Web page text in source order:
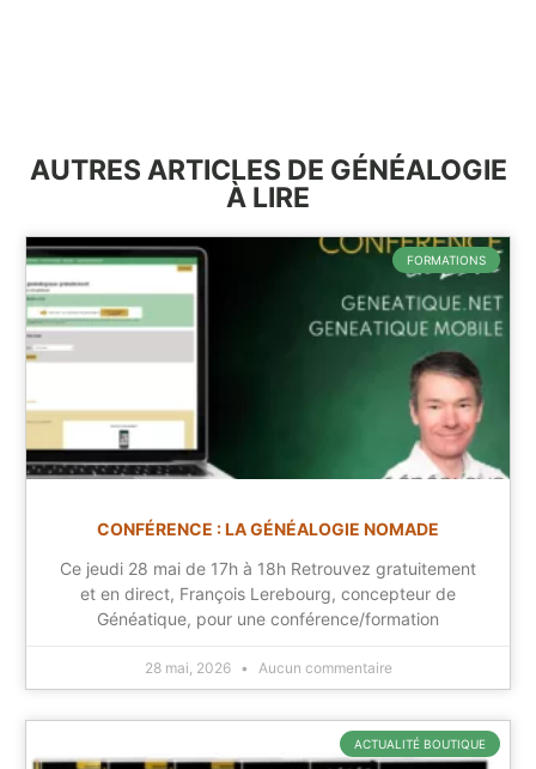
AUTRES ARTICLES DE GÉNÉALOGIE
À LIRE
FORMATIONS
CONFÉRENCE : LA GÉNÉALOGIE NOMADE
Ce jeudi 28 mai de 17h à 18h Retrouvez gratuitement
et en direct, François Lerebourg, concepteur de
Généatique, pour une conférence/formation
28 mai, 2026 Aucun commentaire
ACTUALITÉ BOUTIQUE